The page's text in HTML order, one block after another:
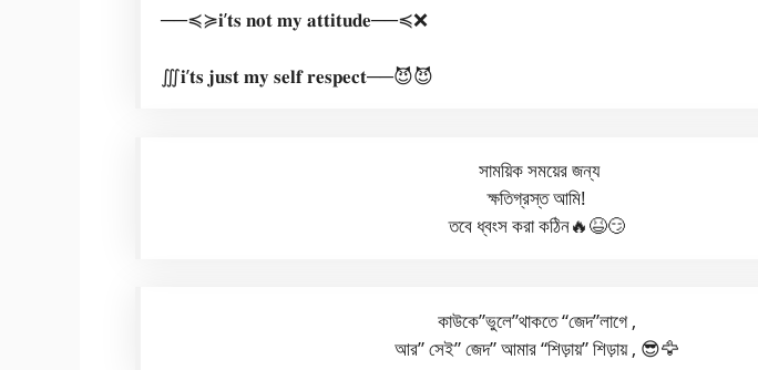
──≼≽𝐢’𝐭𝐬 𝐧𝐨𝐭 𝐦𝐲 𝐚𝐭𝐭𝐢𝐭𝐮𝐝𝐞──≼❌
∭𝐢’𝐭𝐬 𝐣𝐮𝐬𝐭 𝐦𝐲 𝐬𝐞𝐥𝐟 𝐫𝐞𝐬𝐩𝐞𝐜𝐭──😈😈
সাময়িক সময়ের জন্য
ক্ষতিগ্রস্ত আমি!
তবে ধ্বংস করা কঠিন🔥😆😏
কাউকে”ভুলে”থাকতে “জেদ”লাগে ,
আর” সেই” জেদ” আমার “শিড়ায়” শিড়ায় , 😎🦅